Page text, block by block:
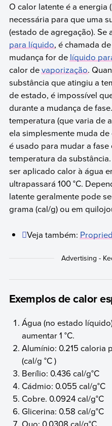
O calor latente é a energia
necessária para que uma
(estado de agregação).
para líquido, é chamada
mudança for delíquido
calor devaporização.
substância que atingiu a
de estado, é impossível
durante a mudança de
temperatura (que varia de
ela simplesmente muda
é usado para mudar a
temperatura da
ser aplicado calor à água
ultrapassará 100 °C.
latente geralmente pode
grama (cal/g) ou em
Veja também:
Exemplos de calor
Água (no estado
aumentar 1 °C.
Alumínio: 0.215 caloria
(cal/g °C )
Berílio: 0.436 cal/g°C
Cádmio: 0.055 cal/g°C
Cobre. 0.0924 cal/g°C
Glicerina: 0.58 cal/g°C
Ouo: 0.0308 cal/g°C